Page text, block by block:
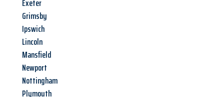
Exeter
Grimsby
Ipswich
Lincoln
Mansfield
Newport
Nottingham
Plymouth